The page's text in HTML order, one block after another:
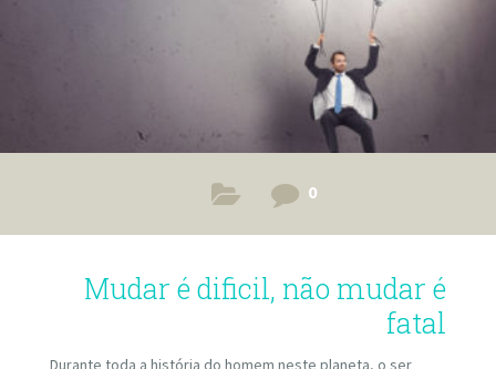
0
Mudar é dificil, não mudar é
fatal
Durante toda a história do homem neste planeta, o ser